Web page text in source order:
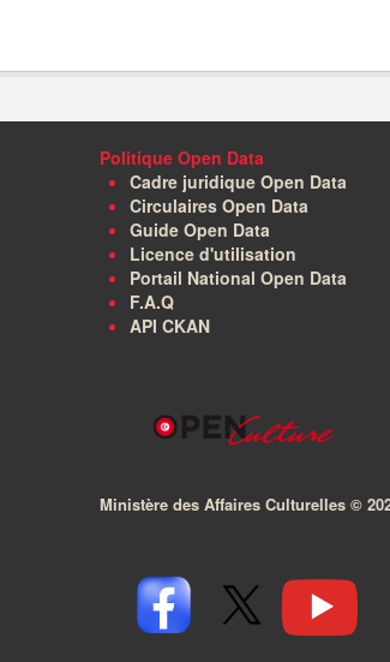
Politique Open Data
Cadre juridique Open Data
Circulaires Open Data
Guide Open Data
Licence d'utilisation
Portail National Open Data
F.A.Q
API CKAN
Ministère des Affaires Culturelles ©